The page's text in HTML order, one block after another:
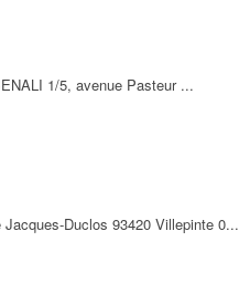
1/5, avenue Pasteur ...
Duclos 93420 Villepinte 0...